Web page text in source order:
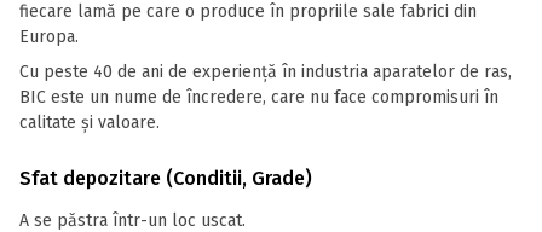
fiecare lamă pe care o produce în propriile sale fabrici din
Europa.
Cu peste 40 de ani de experiență în industria aparatelor de ras,
BIC este un nume de încredere, care nu face compromisuri în
calitate și valoare.
Sfat depozitare (Conditii, Grade)
A se păstra într-un loc uscat.